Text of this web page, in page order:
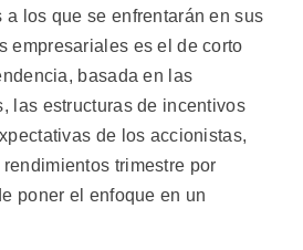
a los que se enfrentarán en sus
empresariales es el de corto
basada en las
las estructuras de incentivos
de los accionistas,
trimestre por
poner el enfoque en un